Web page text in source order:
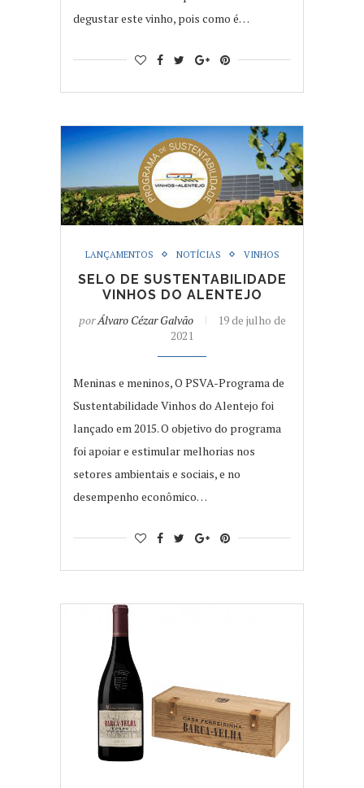
degustar este vinho, pois como é…
LANÇAMENTOS NOTÍCIAS VINHOS
SELO DE SUSTENTABILIDADE
VINHOS DO ALENTEJO
porÁlvaro Cézar Galvão
19 de julho de
2021
Meninas e meninos, O PSVA-Programa de
Sustentabilidade Vinhos do Alentejo foi
lançado em 2015. O objetivo do programa
foi apoiar e estimular melhorias nos
setores ambientais e sociais, e no
desempenho econômico…